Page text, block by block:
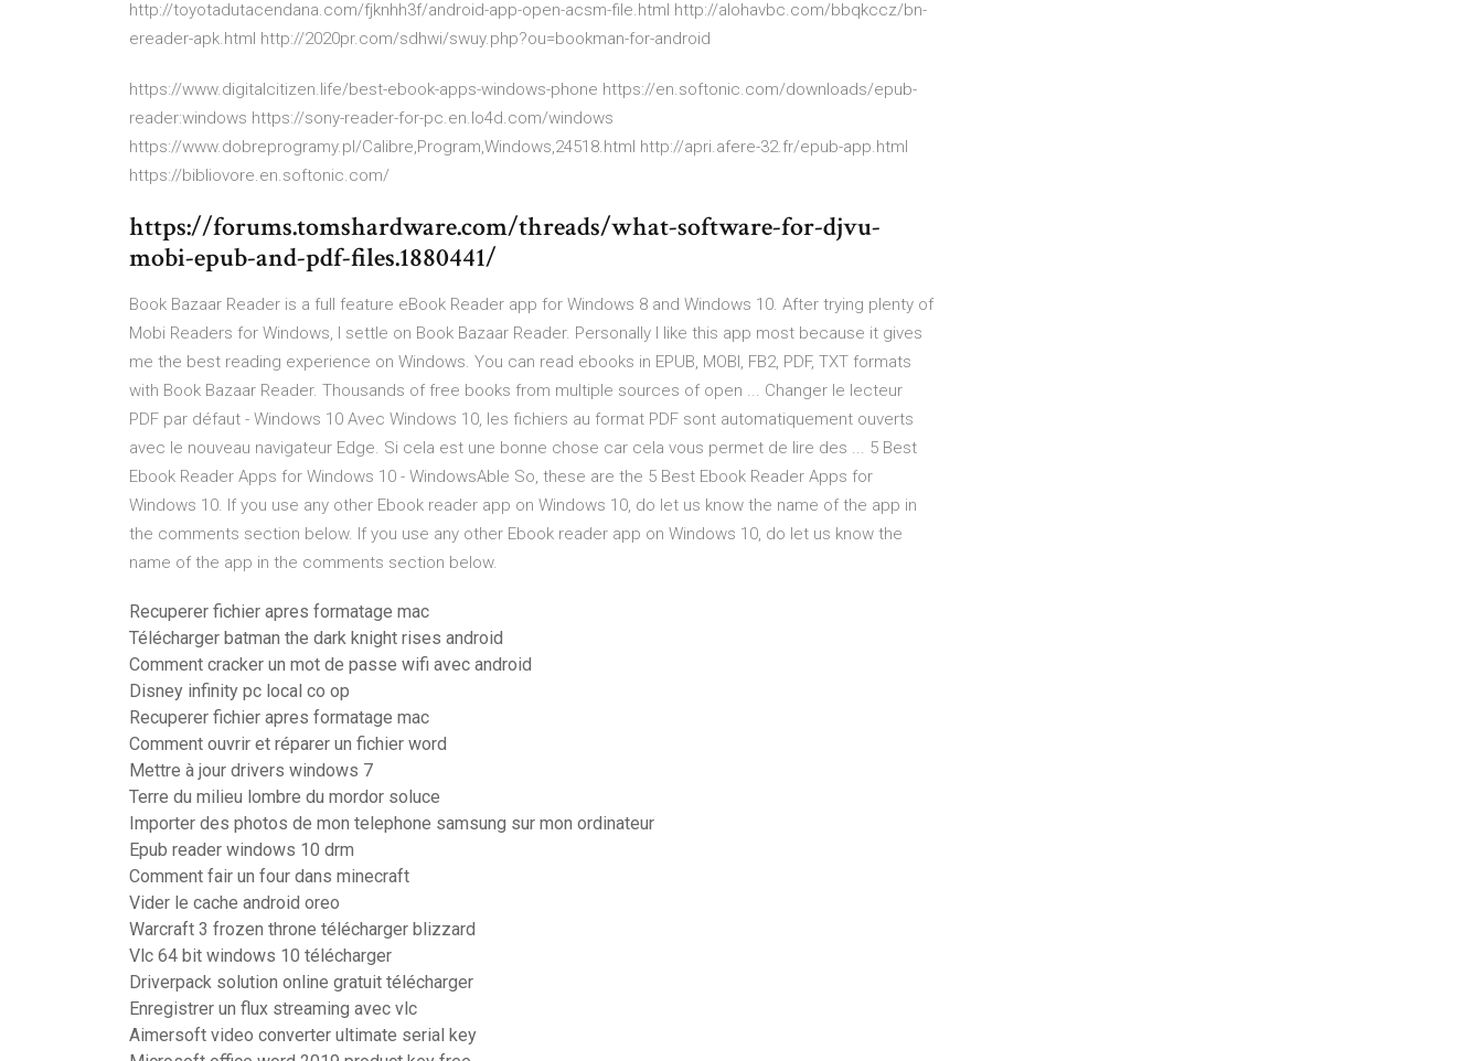
http://toyotadutacendana.com/fjknhh3f/android-app-open-acsm-file.html http://alohavbc.com/bbqkccz/bn-
ereader-apk.html http://2020pr.com/sdhwi/swuy.php?ou=bookman-for-android
https://www.digitalcitizen.life/best-ebook-apps-windows-phone https://en.softonic.com/downloads/epub-
reader:windows https://sony-reader-for-pc.en.lo4d.com/windows
https://www.dobreprogramy.pl/Calibre,Program,Windows,24518.html http://apri.afere-32.fr/epub-app.html
https://bibliovore.en.softonic.com/
https://forums.tomshardware.com/threads/what-software-for-djvu-
mobi-epub-and-pdf-files.1880441/
Book Bazaar Reader is a full feature eBook Reader app for Windows 8 and Windows 10. After trying plenty of
Mobi Readers for Windows, I settle on Book Bazaar Reader. Personally I like this app most because it gives
me the best reading experience on Windows. You can read ebooks in EPUB, MOBI, FB2, PDF, TXT formats
with Book Bazaar Reader. Thousands of free books from multiple sources of open ... Changer le lecteur
PDF par défaut - Windows 10 Avec Windows 10, les fichiers au format PDF sont automatiquement ouverts
avec le nouveau navigateur Edge. Si cela est une bonne chose car cela vous permet de lire des ... 5 Best
Ebook Reader Apps for Windows 10 - WindowsAble So, these are the 5 Best Ebook Reader Apps for
Windows 10. If you use any other Ebook reader app on Windows 10, do let us know the name of the app in
the comments section below. If you use any other Ebook reader app on Windows 10, do let us know the
name of the app in the comments section below.
Recuperer fichier apres formatage mac
Télécharger batman the dark knight rises android
Comment cracker un mot de passe wifi avec android
Disney infinity pc local co op
Recuperer fichier apres formatage mac
Comment ouvrir et réparer un fichier word
Mettre à jour drivers windows 7
Terre du milieu lombre du mordor soluce
Importer des photos de mon telephone samsung sur mon ordinateur
Epub reader windows 10 drm
Comment fair un four dans minecraft
Vider le cache android oreo
Warcraft 3 frozen throne télécharger blizzard
Vlc 64 bit windows 10 télécharger
Driverpack solution online gratuit télécharger
Enregistrer un flux streaming avec vlc
Aimersoft video converter ultimate serial key